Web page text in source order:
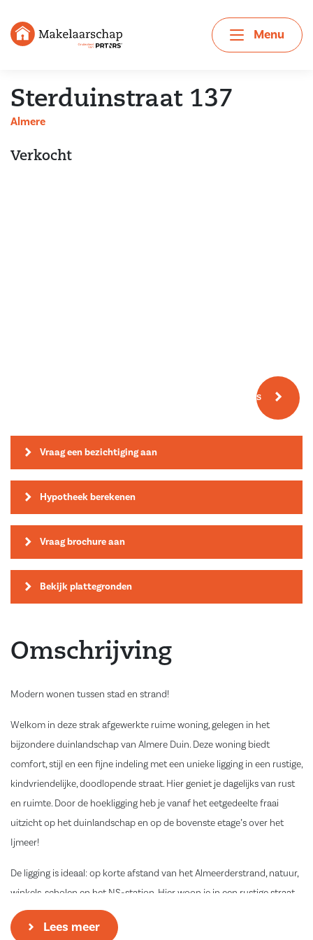
Menu
Sterduinstraat 137
Almere
Verkocht
Meer fotos
Vraag een bezichtiging aan
Hypotheek berekenen
Vraag brochure aan
Bekijk plattegronden
Omschrijving
Modern wonen tussen stad en strand!
Welkom in deze strak afgewerkte ruime woning, gelegen in het
bijzondere duinlandschap van Almere Duin. Deze woning biedt
comfort, stijl en een fijne indeling met een unieke ligging in een rustige,
kindvriendelijke, doodlopende straat. Hier geniet je dagelijks van rust
en ruimte. Door de hoekligging heb je vanaf het eetgedeelte fraai
uitzicht op het duinlandschap en op de bovenste etage’s over het
Ijmeer!
De ligging is ideaal: op korte afstand van het Almeerderstrand, natuur,
winkels, scholen en het NS-station. Hier woon je in een rustige straat
maar met de dynamiek van de stad en het strand om de hoek!
Lees meer